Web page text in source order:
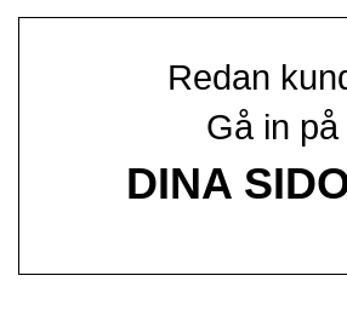
Redan
Gå in på
DINA